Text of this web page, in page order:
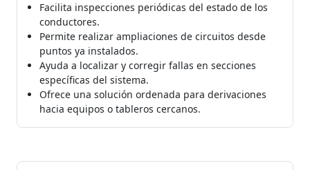
Facilita inspecciones periódicas del estado de los
conductores.
Permite realizar ampliaciones de circuitos desde
puntos ya instalados.
Ayuda a localizar y corregir fallas en secciones
específicas del sistema.
Ofrece una solución ordenada para derivaciones
hacia equipos o tableros cercanos.